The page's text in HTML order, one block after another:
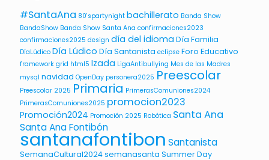
#SantaAna 80'spartynight bachillerato Banda Show
BandaShow Banda Show Santa Ana confirmaciones2023
confirmaciones2025 design día del idioma Día Familia
DíaLúdico Día Lúdico Día Santanista eclipse Foro Educativo
framework grid html5 Izada LigaAntibullying Mes de las Madres
mysql navidad OpenDay personera2025 Preescolar
Preescolar 2025 Primaria PrimerasComuniones2024
PrimerasComuniones2025 promocion2023
Promoción2024 Promoción 2025 Robótica Santa Ana
Santa Ana Fontibón
santanafontibon Santanista
SemanaCultural2024semanasanta Summer Day